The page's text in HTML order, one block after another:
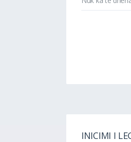
INICIMI I